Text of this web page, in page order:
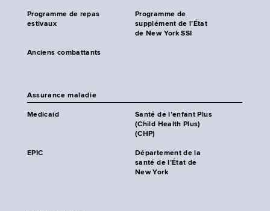
Programme de repas
estivaux
Programme de
supplément de l’État
de New York SSI
Anciens combattants
Assurance maladie
Medicaid
Santé de l’enfant Plus
(Child Health Plus)
(CHP)
EPIC
Département de la
santé de l’État de
New York